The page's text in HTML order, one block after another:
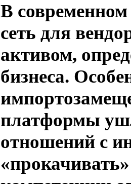
В
сеть для
активом,
бизнеса.
платформы
отношений с